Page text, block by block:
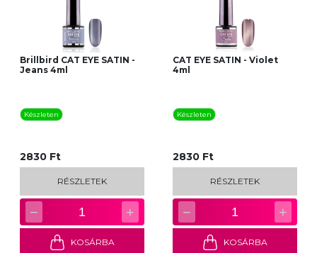
Brillbird CAT EYE SATIN -
Jeans 4ml
Készleten
2830 Ft
RÉSZLETEK
− 1 +
KOSÁRBA
CAT EYE SATIN - Violet
4ml
Készleten
2830 Ft
RÉSZLETEK
− 1 +
KOSÁRBA